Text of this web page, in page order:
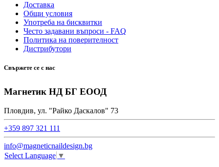
Доставка
Общи условия
Употреба на бисквитки
Често задавани въпроси - FAQ
Политика на поверителност
Дистрибутори
Свържете се с нас
Магнетик НД БГ ЕООД
Пловдив, ул. "Райко Даскалов" 73
+359 897 321 111
info@magneticnaildesign.bg
Select Language ▼